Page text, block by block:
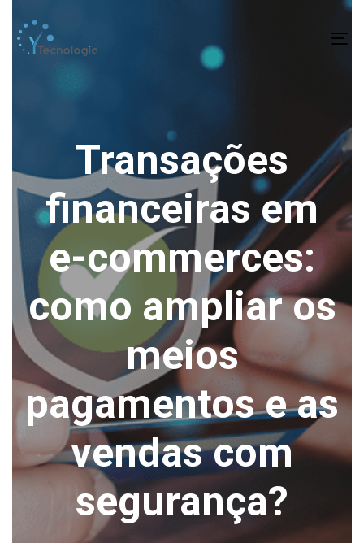
Transações
financeiras em
e-commerces:
como ampliar os
meios
pagamentos e as
vendas com
segurança?